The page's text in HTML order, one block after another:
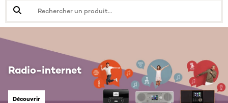
Radio-internet
Découvrir